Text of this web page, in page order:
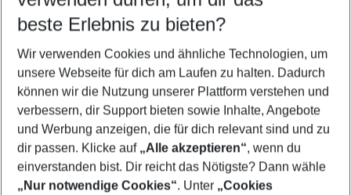
5-8 Nächte
2 Erwachsene Keine Kinder
Mehr Filter anzeigen
beste Erlebnis zu bieten?
Wir verwenden Cookies und ähnliche Technologien, um
unsere Webseite für dich am Laufen zu halten. Dadurch
können wir die Nutzung unserer Plattform verstehen und
verbessern, dir Support bieten sowie Inhalte, Angebote
und Werbung anzeigen, die für dich relevant sind und zu
dir passen. Klicke auf „Alle akzeptieren“, wenn du
einverstanden bist. Dir reicht das Nötigste? Dann wähle
„Nur notwendige Cookies“. Unter „Cookies